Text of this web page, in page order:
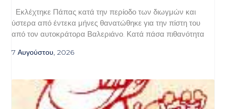
Εκλέχτηκε Πάπας κατά την περίοδο των διωγμών και
ύστερα από έντεκα μήνες θανατώθηκε για την πίστη του
από τον αυτοκράτορα Βαλεριάνο. Κατά πάσα πιθανότητα
7 Αυγούστου, 2026